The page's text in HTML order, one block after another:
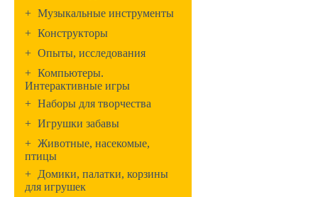
+ Музыкальные инструменты
+ Конструкторы
+ Опыты, исследования
+ Компьютеры.
Интерактивные игры
+ Наборы для творчества
+ Игрушки забавы
+ Животные, насекомые,
птицы
+ Домики, палатки, корзины
для игрушек